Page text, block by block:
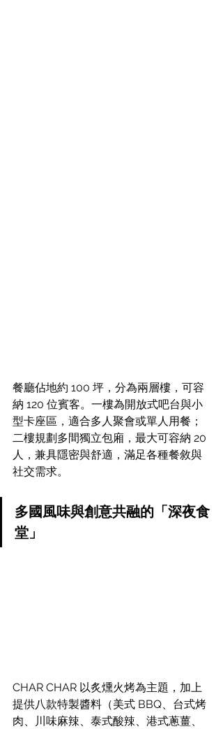
餐廳佔地約 100 坪，分為兩層樓，可容
納 120 位賓客。一樓為開放式吧台與小
型卡座區，適合多人聚會或單人用餐；
二樓規劃多間獨立包廂，最大可容納 20
人，兼具隱密與舒適，滿足各種餐敘與
社交需求。
多國風味與創意共融的「深夜食
堂」
CHAR CHAR 以炙燻火烤為主題，加上
提供八款特製醬料（美式 BBQ、台式烤
肉、川味麻辣、泰式酸辣、港式蔥薑、